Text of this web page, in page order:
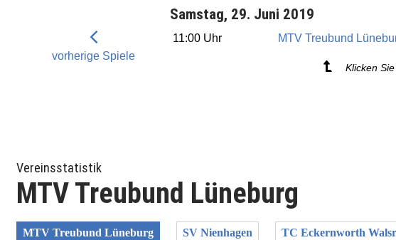
vorherige Spiele
Samstag, 29. Juni 2019
11:00 Uhr MTV Treubund
Klicken
Vereinsstatistik
MTV Treubund Lüneburg
MTV Treubund Lüneburg SV Nienhagen TC Eckernworth